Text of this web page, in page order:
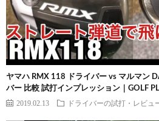
ヤマハ RMX 118 ドライバー vs マルマン
バー 比較 試打インプレッション｜GOLF
2019.02.13 ドライバーの試打・レビュ